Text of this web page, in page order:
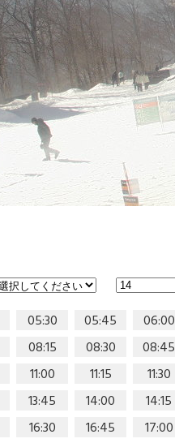
05:30 05:45 06:00
08:15 08:30 08:45
11:00 11:15 11:30
13:45 14:00 14:15
16:30 16:45 17:00